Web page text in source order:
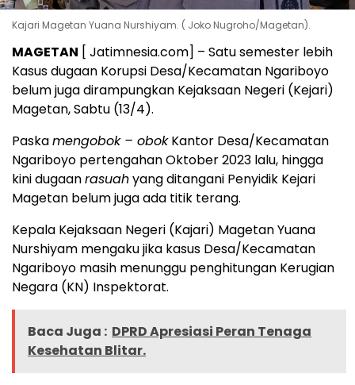
Kajari Magetan Yuana Nurshiyam. ( Joko Nugroho/Magetan).
MAGETAN [ Jatimnesia.com] – Satu semester lebih
Kasus dugaan Korupsi Desa/Kecamatan Ngariboyo
belum juga dirampungkan Kejaksaan Negeri (Kejari)
Magetan, Sabtu (13/4).
Paskamengobok – obokKantor Desa/Kecamatan
Ngariboyo pertengahan Oktober 2023 lalu, hingga
kini dugaanrasuahyang ditangani Penyidik Kejari
Magetan belum juga ada titik terang.
Kepala Kejaksaan Negeri (Kajari) Magetan Yuana
Nurshiyam mengaku jika kasus Desa/Kecamatan
Ngariboyo masih menunggu penghitungan Kerugian
Negara (KN) Inspektorat.
Baca Juga : DPRD Apresiasi Peran Tenaga
Kesehatan Blitar.